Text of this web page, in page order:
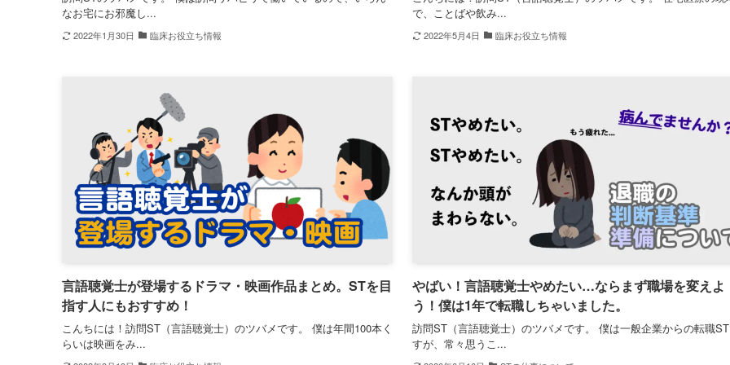
なお宅にお邪魔し...
2022年1月30日 臨床お役立ち情報
で、ことばや飲み...
2022年5月4日 臨床お役立ち情報
言語聴覚士が登場するドラマ・映画作品まとめ。STを目
指す人にもおすすめ！
こんちには！訪問ST（言語聴覚士）のツバメです。 僕は年間100本く
らいは映画をみ...
やばい！言語聴覚士やめたい…ならまず職場を変えよ
う！僕は1年で転職しちゃいました。
訪問ST（言語聴覚士）のツバメです。 僕は一般企業からの転職
すが、常々思うこ...